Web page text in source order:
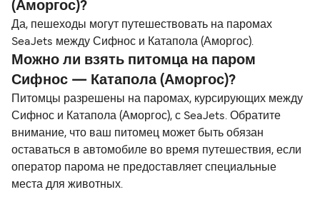
(Аморгос)?
Да, пешеходы могут путешествовать на паромах
SeaJets между Сифнос и Катапола (Аморгос).
Можно ли взять питомца на паром
Сифнос — Катапола (Аморгос)?
Питомцы разрешены на паромах, курсирующих между
Сифнос и Катапола (Аморгос), с SeaJets. Обратите
внимание, что ваш питомец может быть обязан
оставаться в автомобиле во время путешествия, если
оператор парома не предоставляет специальные
места для животных.